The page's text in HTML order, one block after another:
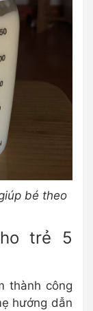
bé theo
trẻ 5
thành công
hướng dẫn